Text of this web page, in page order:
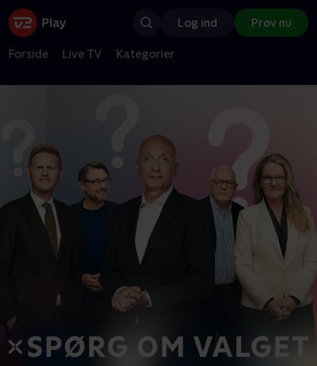
Log ind Prøv nu
Forside Live TV Kategorier